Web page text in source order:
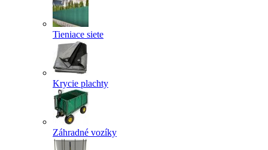
Tieniace siete
Krycie plachty
Záhradné vozíky